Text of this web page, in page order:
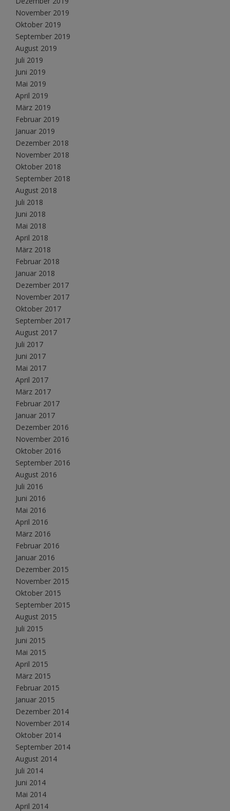
November 2019
Oktober 2019
September 2019
August 2019
Juli 2019
Juni 2019
Mai 2019
April 2019
März 2019
Februar 2019
Januar 2019
Dezember 2018
November 2018
Oktober 2018
September 2018
August 2018
Juli 2018
Juni 2018
Mai 2018
April 2018
März 2018
Februar 2018
Januar 2018
Dezember 2017
November 2017
Oktober 2017
September 2017
August 2017
Juli 2017
Juni 2017
Mai 2017
April 2017
März 2017
Februar 2017
Januar 2017
Dezember 2016
November 2016
Oktober 2016
September 2016
August 2016
Juli 2016
Juni 2016
Mai 2016
April 2016
März 2016
Februar 2016
Januar 2016
Dezember 2015
November 2015
Oktober 2015
September 2015
August 2015
Juli 2015
Juni 2015
Mai 2015
April 2015
März 2015
Februar 2015
Januar 2015
Dezember 2014
November 2014
Oktober 2014
September 2014
August 2014
Juli 2014
Juni 2014
Mai 2014
April 2014